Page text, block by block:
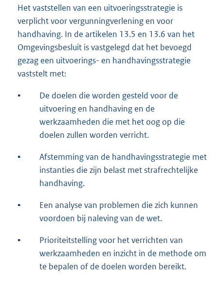
Het vaststellen van een uitvoeringsstrategie is
verplicht voor vergunningverlening en voor
handhaving. In de artikelen 13.5 en 13.6 van het
Omgevingsbesluit is vastgelegd dat het bevoegd
gezag een uitvoerings- en handhavingsstrategie
vaststelt met:
▪︎
De doelen die worden gesteld voor de
uitvoering en handhaving en de
werkzaamheden die met het oog op die
doelen zullen worden verricht.
▪︎
Afstemming van de handhavingsstrategie met
instanties die zijn belast met strafrechtelijke
handhaving.
▪︎
Een analyse van problemen die zich kunnen
voordoen bij naleving van de wet.
▪︎
Prioriteitstelling voor het verrichten van
werkzaamheden en inzicht in de methode om
te bepalen of de doelen worden bereikt.